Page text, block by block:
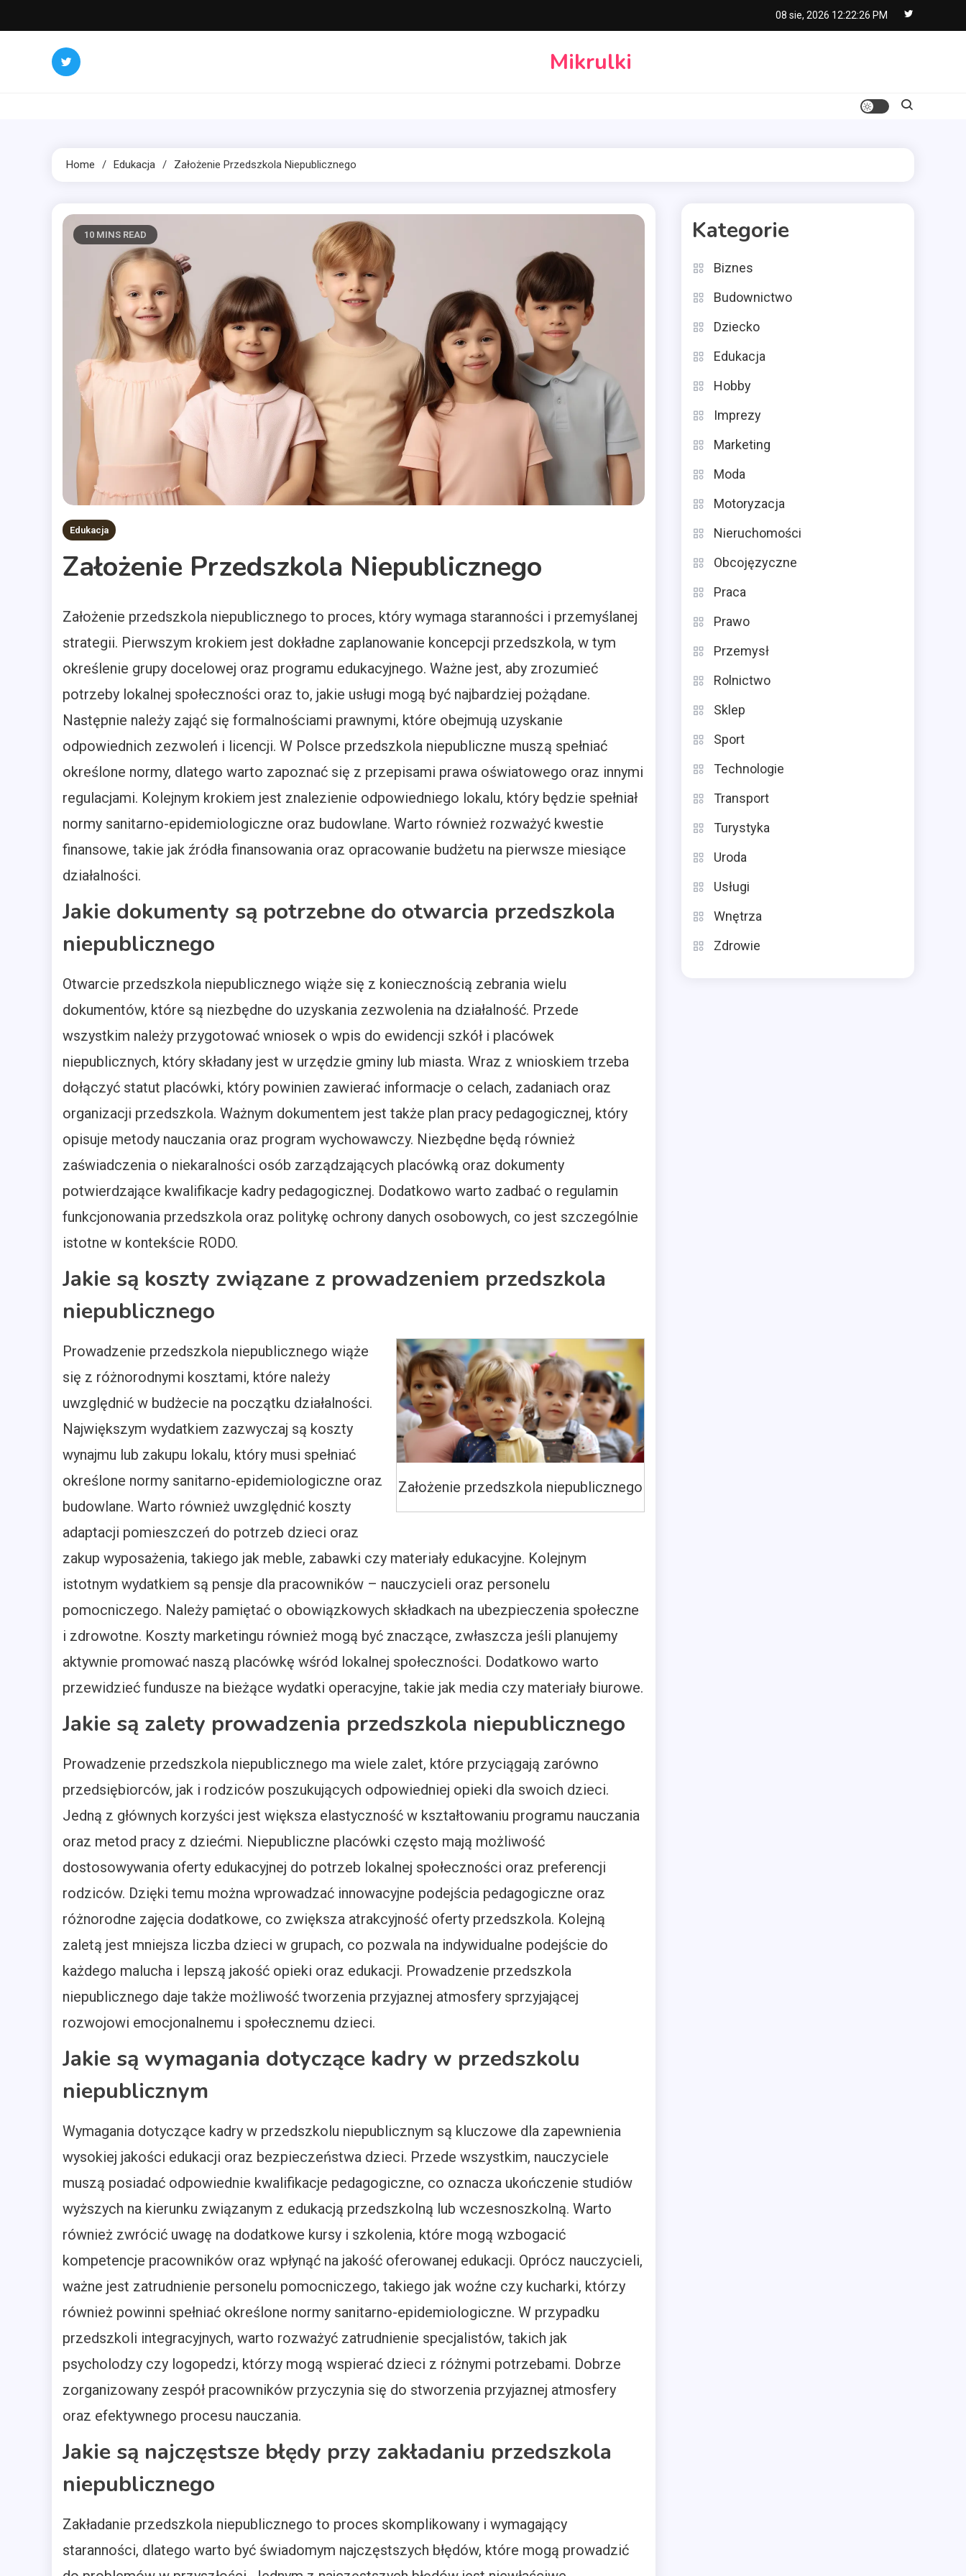
to
08 sie, 2026 12:22:27 PM
Mikrulki
Home Edukacja Założenie Przedszkola Niepublicznego
10 MINS READ
Edukacja
Założenie Przedszkola Niepublicznego
Założenie przedszkola niepublicznego to proces, który wymaga staranności i przemyślanej
strategii. Pierwszym krokiem jest dokładne zaplanowanie koncepcji przedszkola, w tym
określenie grupy docelowej oraz programu edukacyjnego. Ważne jest, aby zrozumieć
potrzeby lokalnej społeczności oraz to, jakie usługi mogą być najbardziej pożądane.
Następnie należy zająć się formalnościami prawnymi, które obejmują uzyskanie
odpowiednich zezwoleń i licencji. W Polsce przedszkola niepubliczne muszą spełniać
określone normy, dlatego warto zapoznać się z przepisami prawa oświatowego oraz innymi
regulacjami. Kolejnym krokiem jest znalezienie odpowiedniego lokalu, który będzie spełniał
normy sanitarno-epidemiologiczne oraz budowlane. Warto również rozważyć kwestie
finansowe, takie jak źródła finansowania oraz opracowanie budżetu na pierwsze miesiące
działalności.
Jakie dokumenty są potrzebne do otwarcia przedszkola
niepublicznego
Otwarcie przedszkola niepublicznego wiąże się z koniecznością zebrania wielu
dokumentów, które są niezbędne do uzyskania zezwolenia na działalność. Przede
wszystkim należy przygotować wniosek o wpis do ewidencji szkół i placówek
niepublicznych, który składany jest w urzędzie gminy lub miasta. Wraz z wnioskiem trzeba
dołączyć statut placówki, który powinien zawierać informacje o celach, zadaniach oraz
organizacji przedszkola. Ważnym dokumentem jest także plan pracy pedagogicznej, który
opisuje metody nauczania oraz program wychowawczy. Niezbędne będą również
zaświadczenia o niekaralności osób zarządzających placówką oraz dokumenty
potwierdzające kwalifikacje kadry pedagogicznej. Dodatkowo warto zadbać o regulamin
funkcjonowania przedszkola oraz politykę ochrony danych osobowych, co jest szczególnie
istotne w kontekście RODO.
Jakie są koszty związane z prowadzeniem przedszkola
niepublicznego
Założenie przedszkola niepublicznego
Prowadzenie przedszkola niepublicznego wiąże
się z różnorodnymi kosztami, które należy
uwzględnić w budżecie na początku działalności.
Największym wydatkiem zazwyczaj są koszty
wynajmu lub zakupu lokalu, który musi spełniać
określone normy sanitarno-epidemiologiczne oraz
budowlane. Warto również uwzględnić koszty
adaptacji pomieszczeń do potrzeb dzieci oraz
zakup wyposażenia, takiego jak meble, zabawki czy materiały edukacyjne. Kolejnym
istotnym wydatkiem są pensje dla pracowników – nauczycieli oraz personelu
pomocniczego. Należy pamiętać o obowiązkowych składkach na ubezpieczenia społeczne
i zdrowotne. Koszty marketingu również mogą być znaczące, zwłaszcza jeśli planujemy
aktywnie promować naszą placówkę wśród lokalnej społeczności. Dodatkowo warto
przewidzieć fundusze na bieżące wydatki operacyjne, takie jak media czy materiały biurowe.
Jakie są zalety prowadzenia przedszkola niepublicznego
Prowadzenie przedszkola niepublicznego ma wiele zalet, które przyciągają zarówno
przedsiębiorców, jak i rodziców poszukujących odpowiedniej opieki dla swoich dzieci.
Jedną z głównych korzyści jest większa elastyczność w kształtowaniu programu nauczania
oraz metod pracy z dziećmi. Niepubliczne placówki często mają możliwość
dostosowywania oferty edukacyjnej do potrzeb lokalnej społeczności oraz preferencji
rodziców. Dzięki temu można wprowadzać innowacyjne podejścia pedagogiczne oraz
różnorodne zajęcia dodatkowe, co zwiększa atrakcyjność oferty przedszkola. Kolejną
zaletą jest mniejsza liczba dzieci w grupach, co pozwala na indywidualne podejście do
każdego malucha i lepszą jakość opieki oraz edukacji. Prowadzenie przedszkola
niepublicznego daje także możliwość tworzenia przyjaznej atmosfery sprzyjającej
rozwojowi emocjonalnemu i społecznemu dzieci.
Jakie są wymagania dotyczące kadry w przedszkolu
niepublicznym
Wymagania dotyczące kadry w przedszkolu niepublicznym są kluczowe dla zapewnienia
wysokiej jakości edukacji oraz bezpieczeństwa dzieci. Przede wszystkim, nauczyciele
muszą posiadać odpowiednie kwalifikacje pedagogiczne, co oznacza ukończenie studiów
wyższych na kierunku związanym z edukacją przedszkolną lub wczesnoszkolną. Warto
również zwrócić uwagę na dodatkowe kursy i szkolenia, które mogą wzbogacić
kompetencje pracowników oraz wpłynąć na jakość oferowanej edukacji. Oprócz nauczycieli,
ważne jest zatrudnienie personelu pomocniczego, takiego jak woźne czy kucharki, którzy
również powinni spełniać określone normy sanitarno-epidemiologiczne. W przypadku
przedszkoli integracyjnych, warto rozważyć zatrudnienie specjalistów, takich jak
psycholodzy czy logopedzi, którzy mogą wspierać dzieci z różnymi potrzebami. Dobrze
zorganizowany zespół pracowników przyczynia się do stworzenia przyjaznej atmosfery
oraz efektywnego procesu nauczania.
Jakie są najczęstsze błędy przy zakładaniu przedszkola
niepublicznego
Zakładanie przedszkola niepublicznego to proces skomplikowany i wymagający
staranności, dlatego warto być świadomym najczęstszych błędów, które mogą prowadzić
Kategorie
Biznes
Budownictwo
Dziecko
Edukacja
Hobby
Imprezy
Marketing
Moda
Motoryzacja
Nieruchomości
Obcojęzyczne
Praca
Prawo
Przemysł
Rolnictwo
Sklep
Sport
Technologie
Transport
Turystyka
Uroda
Usługi
Wnętrza
Zdrowie